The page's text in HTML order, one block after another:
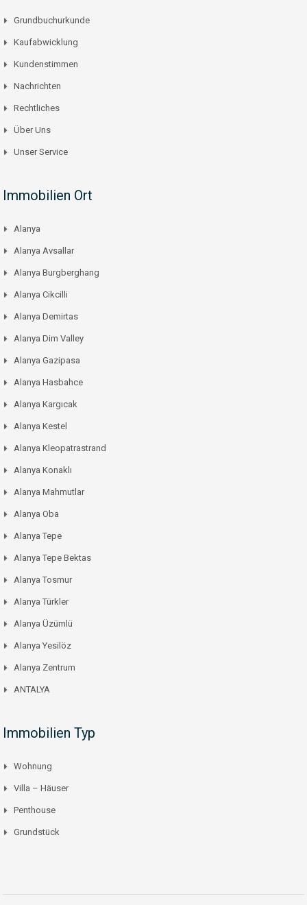
Grundbuchurkunde
Kaufabwicklung
Kundenstimmen
Nachrichten
Rechtliches
Über Uns
Unser Service
Immobilien Ort
Alanya
Alanya Avsallar
Alanya Burgberghang
Alanya Cikcilli
Alanya Demirtas
Alanya Dim Valley
Alanya Gazipasa
Alanya Hasbahce
Alanya Kargıcak
Alanya Kestel
Alanya Kleopatrastrand
Alanya Konaklı
Alanya Mahmutlar
Alanya Oba
Alanya Tepe
Alanya Tepe Bektas
Alanya Tosmur
Alanya Türkler
Alanya Üzümlü
Alanya Yesilöz
Alanya Zentrum
ANTALYA
Immobilien Typ
Wohnung
Villa – Häuser
Penthouse
Grundstück